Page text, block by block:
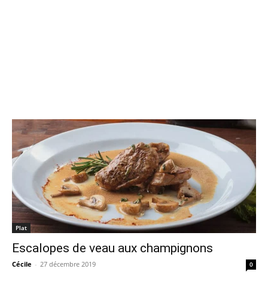
Plat
Escalopes de veau aux champignons
Cécile - 27 décembre 2019 0